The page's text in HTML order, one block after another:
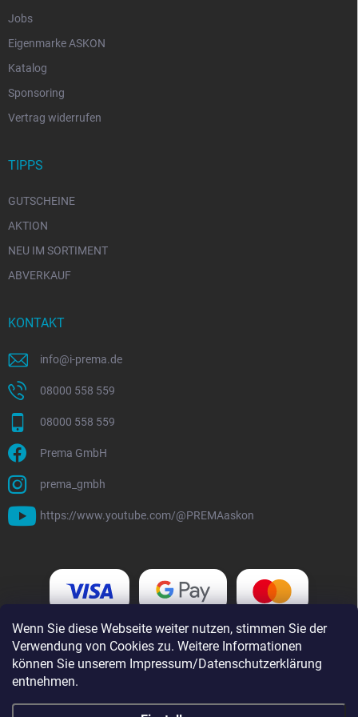
Wenn Sie diese Webseite weiter nutzen, stimmen Sie der
Verwendung von Cookies zu. Weitere Informationen
können Sie unserem Impressum/Datenschutzerklärung
entnehmen.
Jobs
Eigenmarke ASKON
Katalog
Sponsoring
Vertrag widerrufen
TIPPS
GUTSCHEINE
AKTION
NEU IM SORTIMENT
ABVERKAUF
KONTAKT
info@i-prema.de
08000 558 559
08000 558 559
Prema GmbH
prema_gmbh
https://www.youtube.com/@PREMAaskon